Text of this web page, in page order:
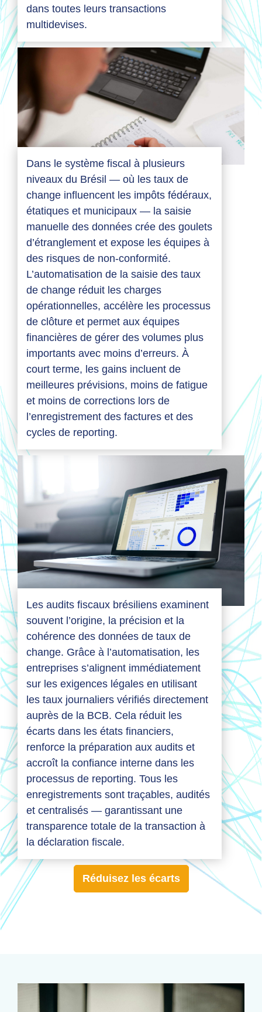
dans toutes leurs transactions
multidevises.
Dans le système fiscal à plusieurs
niveaux du Brésil — où les taux de
change influencent les impôts fédéraux,
étatiques et municipaux — la saisie
manuelle des données crée des goulets
d’étranglement et expose les équipes à
des risques de non-conformité.
L’automatisation de la saisie des taux
de change réduit les charges
opérationnelles, accélère les processus
de clôture et permet aux équipes
financières de gérer des volumes plus
importants avec moins d’erreurs. À
court terme, les gains incluent de
meilleures prévisions, moins de fatigue
et moins de corrections lors de
l’enregistrement des factures et des
cycles de reporting.
Les audits fiscaux brésiliens examinent
souvent l’origine, la précision et la
cohérence des données de taux de
change. Grâce à l’automatisation, les
entreprises s’alignent immédiatement
sur les exigences légales en utilisant
les taux journaliers vérifiés directement
auprès de la BCB. Cela réduit les
écarts dans les états financiers,
renforce la préparation aux audits et
accroît la confiance interne dans les
processus de reporting. Tous les
enregistrements sont traçables, audités
et centralisés — garantissant une
transparence totale de la transaction à
la déclaration fiscale.
Réduisez les écarts